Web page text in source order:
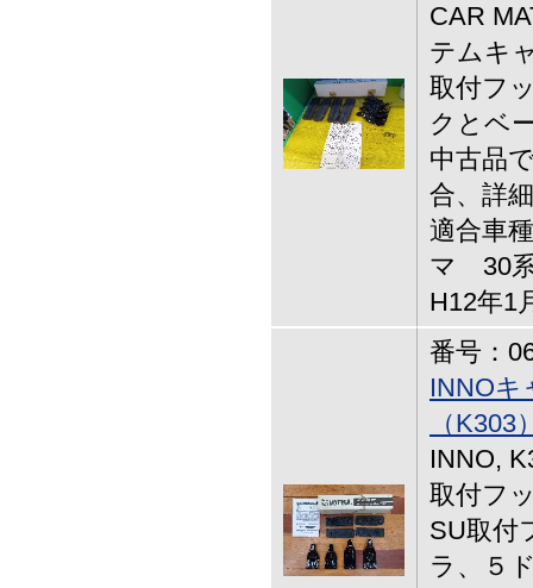
CAR
テムキ
取付フ
クとベ
中古品
合、詳
適合車
マ 30
H12年1
番号：
INNOキ
（K303
INNO,
取付フ
SU取付
ラ、５